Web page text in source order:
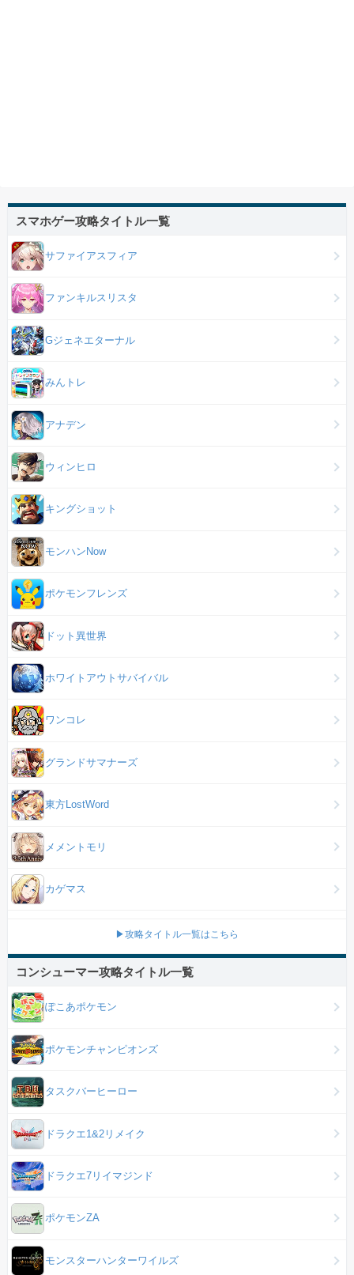
スマホゲー攻略タイトル一覧
サファイアスフィア
ファンキルスリスタ
Gジェネエターナル
みんトレ
アナデン
ウィンヒロ
キングショット
モンハンNow
ポケモンフレンズ
ドット異世界
ホワイトアウトサバイバル
ワンコレ
グランドサマナーズ
東方LostWord
メメントモリ
カゲマス
▶攻略タイトル一覧はこちら
コンシューマー攻略タイトル一覧
ぽこあポケモン
ポケモンチャンピオンズ
タスクバーヒーロー
ドラクエ1&2リメイク
ドラクエ7リイマジンド
ポケモンZA
モンスターハンターワイルズ